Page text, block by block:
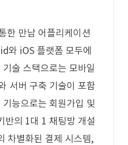
한 만남 어플리케이션
와 iOS 플랫폼 모두에
술 스택으로는 모바일
서버 구축 기술이 포함
능으로는 회원가입 및
반의 1대 1 채팅방 개설
차별화된 결제 시스템,